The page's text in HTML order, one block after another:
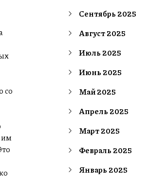
со
им
Сентябрь 2025
Август 2025
Июль 2025
Июнь 2025
Май 2025
Апрель 2025
Март 2025
Февраль 2025
Январь 2025